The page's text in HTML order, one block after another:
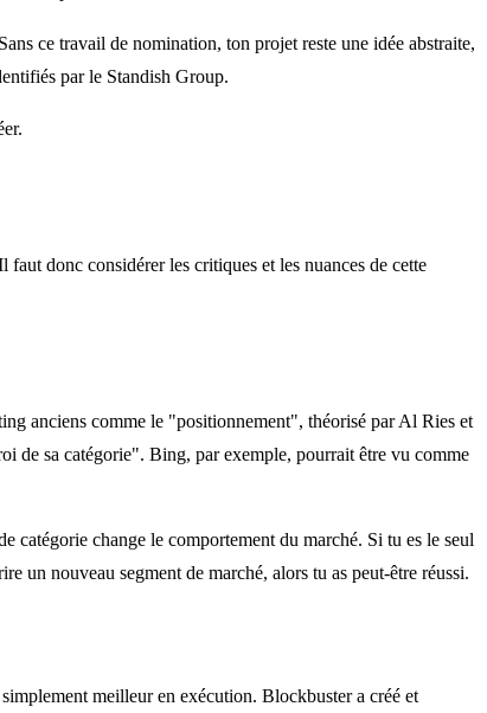
ce travail de nomination, ton projet reste une idée abstraite,
par le Standish Group.
donc considérer les critiques et les nuances de cette
anciens comme le "positionnement", théorisé par Al Ries et
de sa catégorie". Bing, par exemple, pourrait être vu comme
catégorie change le comportement du marché. Si tu es le seul
un nouveau segment de marché, alors tu as peut-être réussi.
meilleur en exécution. Blockbuster a créé et